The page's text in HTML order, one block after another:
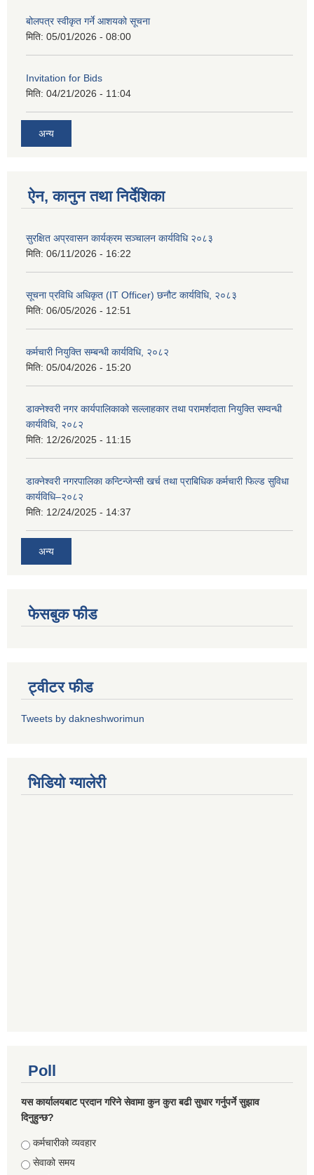
बोलपत्र स्वीकृत गर्ने आशयको सूचना
मिति: 05/01/2026 - 08:00
Invitation for Bids
मिति: 04/21/2026 - 11:04
अन्य
ऐन, कानुन तथा निर्देशिका
सुरक्षित अप्रवासन कार्यक्रम सञ्चालन कार्यविधि २०८३
मिति: 06/11/2026 - 16:22
सूचना प्रविधि अधिकृत (IT Officer) छनौट कार्यविधि, २०८३
मिति: 06/05/2026 - 12:51
कर्मचारी नियुक्ति सम्बन्धी कार्यविधि, २०८२
मिति: 05/04/2026 - 15:20
डाक्नेश्वरी नगर कार्यपालिकाको सल्लाहकार तथा परामर्शदाता नियुक्ति सम्वन्धी
कार्यविधि, २०८२
मिति: 12/26/2025 - 11:15
डाक्नेश्वरी नगरपालिका कन्टिन्जेन्सी खर्च तथा प्राबिधिक कर्मचारी फिल्ड सुविधा
कार्यविधि–२०८२
मिति: 12/24/2025 - 14:37
अन्य
फेसबुक फीड
ट्वीटर फीड
Tweets by dakneshworimun
भिडियाे ग्यालेरी
Poll
यस कार्यालयबाट प्रदान गरिने सेवामा कुन कुरा बढी सुधार गर्नुपर्ने सुझाव
दिनुहुन्छ?
Choices
कर्मचारीको व्यवहार
सेवाको समय